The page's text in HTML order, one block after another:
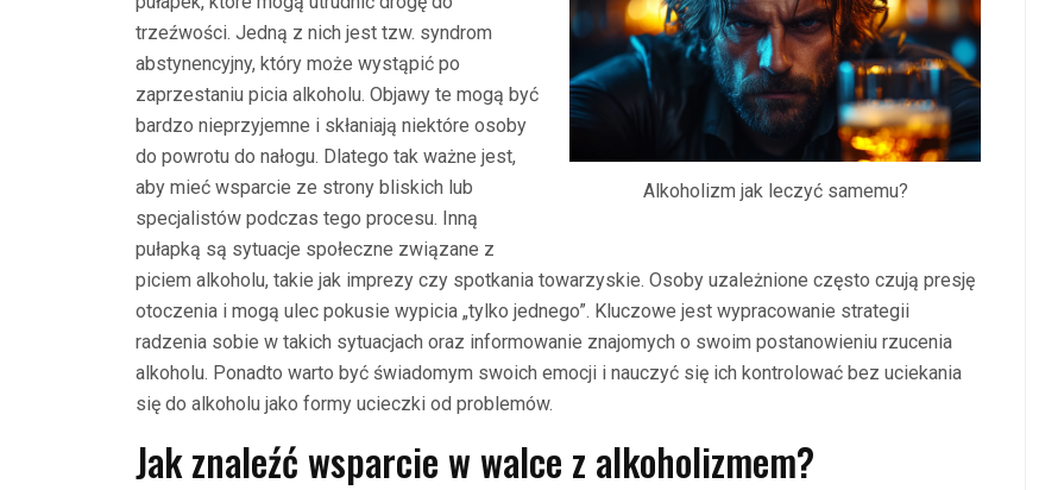
Alkoholizm jak leczyć samemu?
trzeźwości. Jedną z nich jest tzw. syndrom
abstynencyjny, który może wystąpić po
zaprzestaniu picia alkoholu. Objawy te mogą być
bardzo nieprzyjemne i skłaniają niektóre osoby
do powrotu do nałogu. Dlatego tak ważne jest,
aby mieć wsparcie ze strony bliskich lub
specjalistów podczas tego procesu. Inną
pułapką są sytuacje społeczne związane z
piciem alkoholu, takie jak imprezy czy spotkania towarzyskie. Osoby uzależnione często czują presję
otoczenia i mogą ulec pokusie wypicia „tylko jednego”. Kluczowe jest wypracowanie strategii
radzenia sobie w takich sytuacjach oraz informowanie znajomych o swoim postanowieniu rzucenia
alkoholu. Ponadto warto być świadomym swoich emocji i nauczyć się ich kontrolować bez uciekania
się do alkoholu jako formy ucieczki od problemów.
Jak znaleźć wsparcie w walce z alkoholizmem?